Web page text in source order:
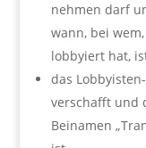
nehmen darf
wann, bei
lobbyiert hat,
das
verschafft und
Beinamen